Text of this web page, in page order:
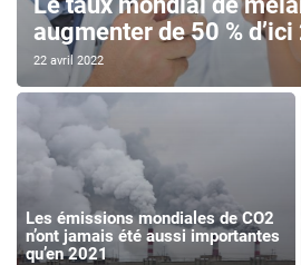
augmenter de 50 %
22 avril 2022
Les émissions mondiales de CO2
n’ont jamais été aussi importantes
qu’en 2021